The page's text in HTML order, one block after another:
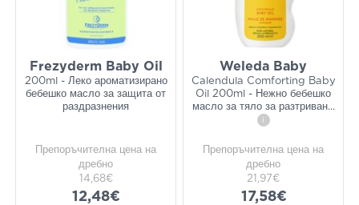
Frezyderm Baby Oil
200ml - Леко ароматизирано
бебешко масло за защита от
раздразнения
Препоръчителна цена на
дребно
14,68€
12,48€
Weleda Baby
Calendula Comforting Baby
Oil 200ml - Нежно бебешко
масло за тяло за разтриван...
i
Препоръчителна цена на
дребно
21,97€
17,58€